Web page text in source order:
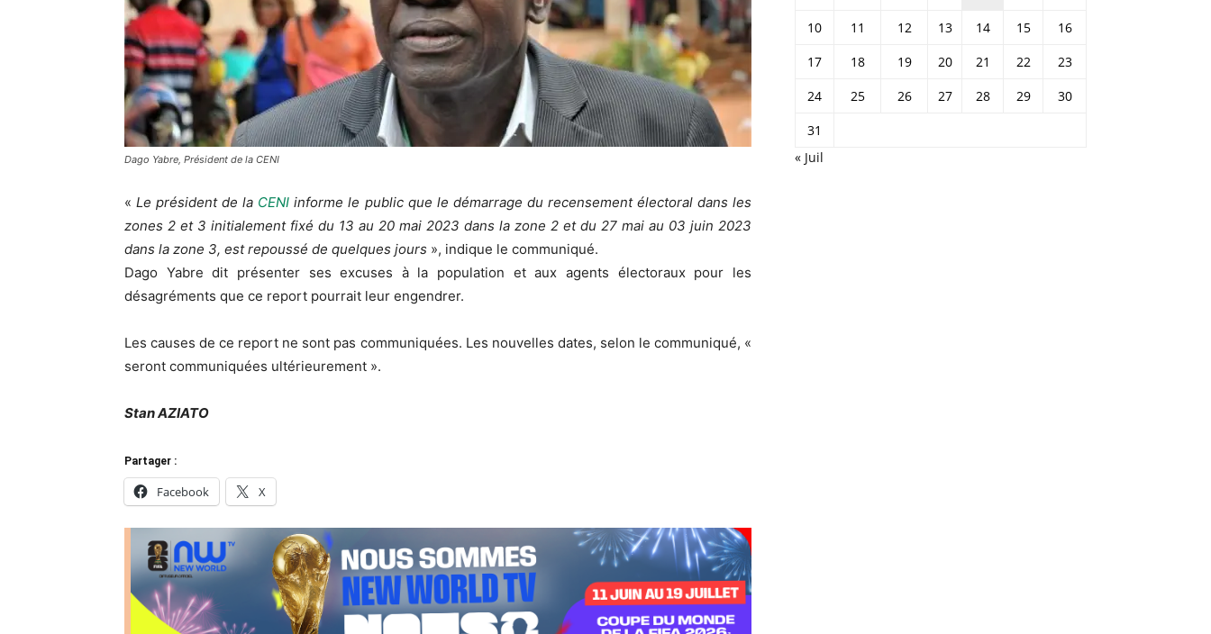
Dago Yabre, Président de la CENI
«Le président de la CENI informe le public que le démarrage du recensement électoral dans les
zones 2 et 3 initialement fixé du 13 au 20 mai 2023 dans la zone 2 et du 27 mai au 03 juin 2023
dans la zone 3, est repoussé de quelques jours », indique le communiqué.
Dago Yabre dit présenter ses excuses à la population et aux agents électoraux pour les
désagréments que ce report pourrait leur engendrer.
Les causes de ce report ne sont pas communiquées. Les nouvelles dates, selon le communiqué, «
seront communiquées ultérieurement ».
Stan AZIATO
Partager :
Facebook X
10
11 12 13 14 15
16
17
18 19 20 21 22
23
24
25 26 27 28 29
30
31
« Juil